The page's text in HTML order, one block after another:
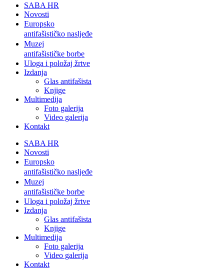
SABA HR
Novosti
Europsko
antifašističko nasljeđe
Muzej
antifašističke borbe
Uloga i položaj žrtve
Izdanja
Glas antifašista
Knjige
Multimedija
Foto galerija
Video galerija
Kontakt
SABA HR
Novosti
Europsko
antifašističko nasljeđe
Muzej
antifašističke borbe
Uloga i položaj žrtve
Izdanja
Glas antifašista
Knjige
Multimedija
Foto galerija
Video galerija
Kontakt